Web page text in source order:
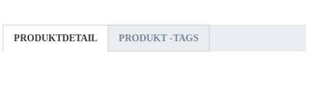
PRODUKTDETAIL PRODUKT -TAGS